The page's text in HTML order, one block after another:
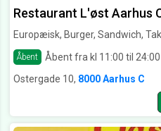
Restaurant L'øst Aarhus
Europæisk, Burger, Sandwich,
Åbent
Åbent fra kl 11:00 til 24:00
Ostergade 10, 8000 Aarhus C